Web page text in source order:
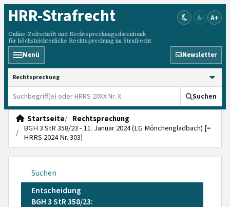
HRR-Strafrecht
Online-Zeitschrift und Rechtsprechungsdatenbank
für höchstrichterliche Rechtsprechung im Strafrecht
A- A+
Menü Newsletter
HRRS durchsuchen
Suchen
Startseite
Rechtsprechung
BGH 3 StR 358/23 - 11. Januar 2024 (LG Mönchengladbach) [=
HRRS 2024 Nr. 303]
Suchen
Entscheidung
BGH 3 StR 358/23: